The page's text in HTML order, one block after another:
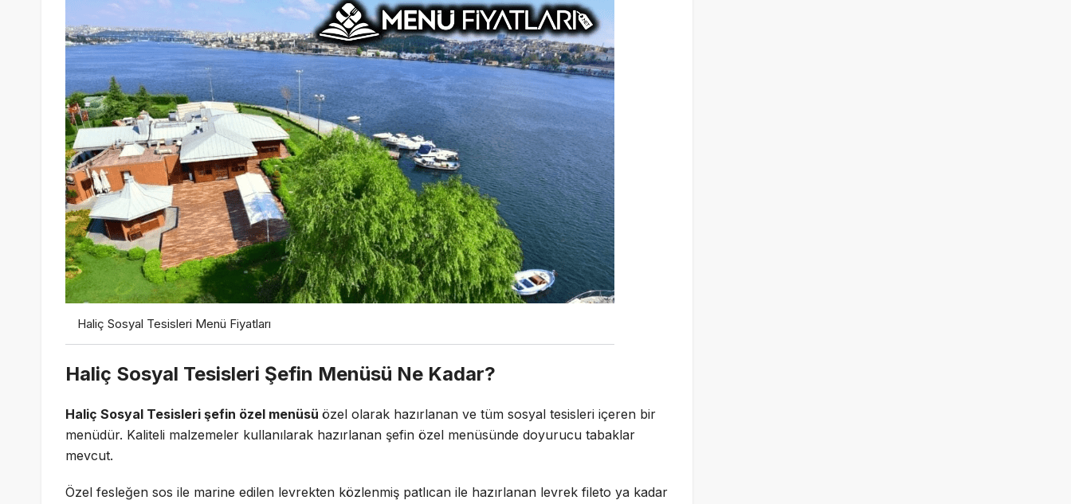
Haliç Sosyal Tesisleri Menü Fiyatları
Haliç Sosyal Tesisleri Şefin Menüsü Ne Kadar?
Haliç Sosyal Tesisleri şefin özel menüsü özel olarak hazırlanan ve tüm sosyal tesisleri içeren bir
menüdür. Kaliteli malzemeler kullanılarak hazırlanan şefin özel menüsünde doyurucu tabaklar
mevcut.
Özel fesleğen sos ile marine edilen levrekten közlenmiş patlıcan ile hazırlanan levrek fileto ya kadar